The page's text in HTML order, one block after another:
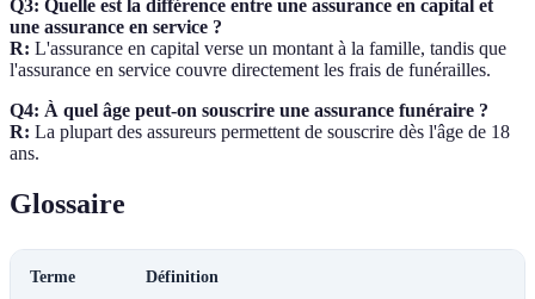
Q3: Quelle est la différence entre une assurance en capital et
une assurance en service ?
R: L'assurance en capital verse un montant à la famille, tandis que
l'assurance en service couvre directement les frais de funérailles.
Q4: À quel âge peut-on souscrire une assurance funéraire ?
R: La plupart des assureurs permettent de souscrire dès l'âge de 18
ans.
Glossaire
Terme Définition